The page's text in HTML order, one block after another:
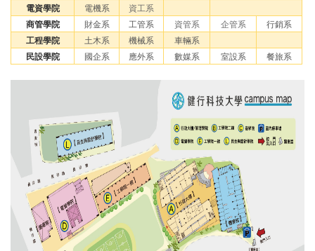
電資學院
電機系
資工系
商管學院
財金系 工管系 資管系 企管系
行銷系
工程學院
土木系 機械系
車輛系
民設學院
國企系 應外系 數媒系 室設系 餐旅系